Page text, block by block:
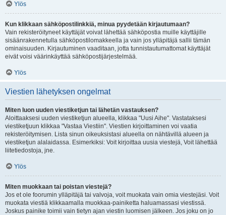
Ylös
Kun klikkaan sähköpostilinkkiä, minua pyydetään kirjautumaan?
Vain rekisteröityneet käyttäjät voivat lähettää sähköpostia muille käyttäjille
sisäänrakennetulla sähköpostilomakkeella ja vain jos ylläpitäjä sallii tämän
ominaisuuden. Kirjautuminen vaaditaan, jotta tunnistautumattomat käyttäjät
eivät voisi väärinkäyttää sähköpostijärjestelmää.
Ylös
Viestien lähetyksen ongelmat
Miten luon uuden viestiketjun tai lähetän vastauksen?
Aloittaaksesi uuden viestiketjun alueella, klikkaa "Uusi Aihe". Vastataksesi
viestiketjuun klikkaa "Vastaa Viestiin". Viestien kirjoittaminen voi vaatia
rekisteröitymisen. Lista sinun oikeuksistasi alueella on nähtävillä alueen ja
viestiketjun alalaidassa. Esimerkiksi: Voit kirjoittaa uusia viestejä, Voit lähettää
liitetiedostoja, jne.
Ylös
Miten muokkaan tai poistan viestejä?
Jos et ole foorumin ylläpitäjä tai valvoja, voit muokata vain omia viestejäsi. Voit
muokata viestiä klikkaamalla muokkaa-painiketta haluamassasi viestissä.
Joskus painike toimii vain tietyn ajan viestin luomisen jälkeen. Jos joku on jo